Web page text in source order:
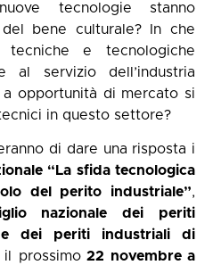
tecnologie stanno
bene culturale? In che
e tecnologiche
al servizio dell’industria
opportunità di mercato si
in questo settore?
di dare una risposta i
“La sfida tecnologica
del perito industriale”,
nazionale dei periti
dei periti industriali di
prossimo22 novembre a